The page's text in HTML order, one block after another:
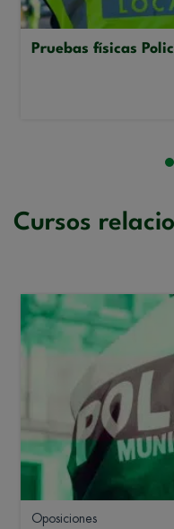
Pruebas físicas
Cursos
Oposiciones